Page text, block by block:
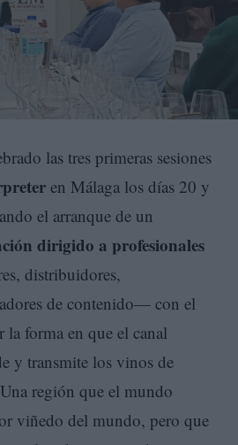
las tres primeras sesiones
en Málaga los días 20 y
el arranque de un
dirigido a profesionales
distribuidores,
de contenido— con el
la forma en que el canal
y transmite los vinos de
región que el mundo
viñedo del mundo, pero que